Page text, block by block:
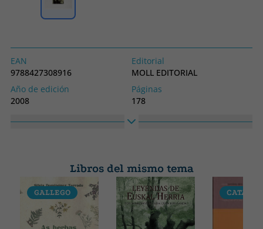
EAN
9788427308916
Editorial
MOLL EDITORIAL
Año de edición
2008
Páginas
178
Idioma
Libros del mismo tema
GALLEGO CATALÁN